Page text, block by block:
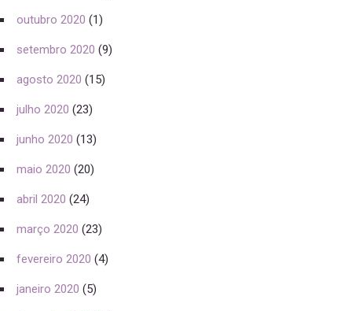
outubro 2020 (1)
setembro 2020 (9)
agosto 2020 (15)
julho 2020 (23)
junho 2020 (13)
maio 2020 (20)
abril 2020 (24)
março 2020 (23)
fevereiro 2020 (4)
janeiro 2020 (5)